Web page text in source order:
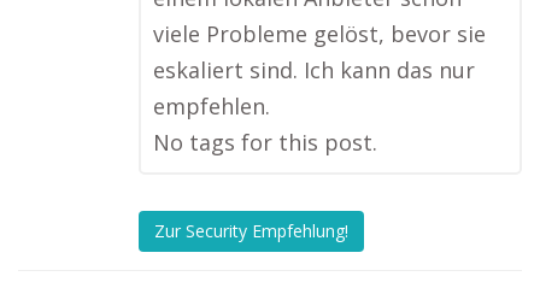
viele Probleme gelöst, bevor sie
eskaliert sind. Ich kann das nur
empfehlen.
No tags for this post.
Zur Security Empfehlung!